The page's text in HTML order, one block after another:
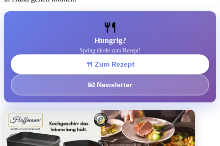
🍴
Hungrig?
Spring direkt zum Rezept!
🍴 Zum Rezept
📧 Newsletter